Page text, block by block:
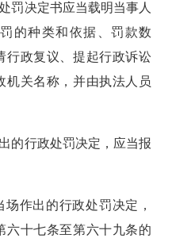
罚决定书应当载明当事人
的种类和依据、罚款数
行政复议、提起行政诉讼
机关名称，并由执法人员
的行政处罚决定，应当报
场作出的行政处罚决定，
六十七条至第六十九条的